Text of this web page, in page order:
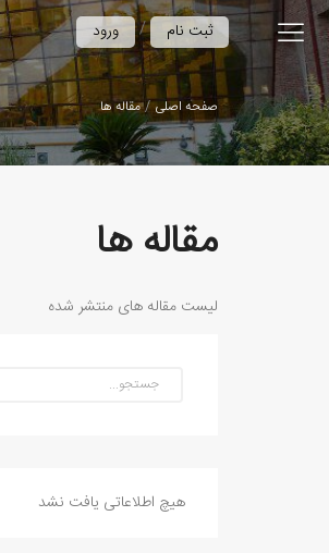
ورود / ثبت نام
صفحه اصلی مقاله ها
مقاله ها
لیست مقاله های منتشر شده
هیچ اطلاعاتی یافت نشد